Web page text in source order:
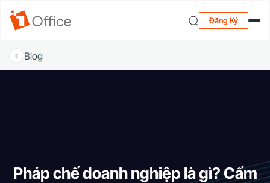
Đăng Ký
Blog
Pháp chế doanh nghiệp là gì? Cẩm